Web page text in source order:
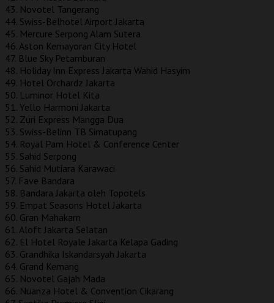
43. Novotel Tangerang
44. Swiss-Belhotel Airport Jakarta
45. Mercure Serpong Alam Sutera
46. ​​Aston Kemayoran City Hotel
47. Blue Sky Petamburan
48. Holiday Inn Express Jakarta Wahid Hasyim
49. Hotel Orchardz Jakarta
50. Luminor Hotel Kita
51. Yello Harmoni Jakarta
52. Zuri Express Mangga Dua
53. Swiss-Belinn TB Simatupang
54. Royal Pam Hotel & Conference Center
55. Sahid Serpong
56. Sahid Mutiara Karawaci
57. Fave Bandara
58. Bandara Jakarta oleh Topotels
59. Empat Seasons Hotel Jakarta
60. Gran Mahakam
61. Aloft Jakarta Selatan
62. El Hotel Royale Jakarta Kelapa Gading
63. Grandhika Iskandarsyah Jakarta
64. Grand Kemang
65. Novotel Gajah Mada
66. Nuanza Hotel & Convention Cikarang